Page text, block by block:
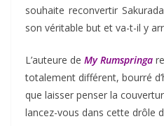
souhaite reconvertir
son véritable but et va-t-il y
L’auteure de My Rumspringa
totalement différent, bourré
que laisser penser la
lancez-vous dans cette drôle